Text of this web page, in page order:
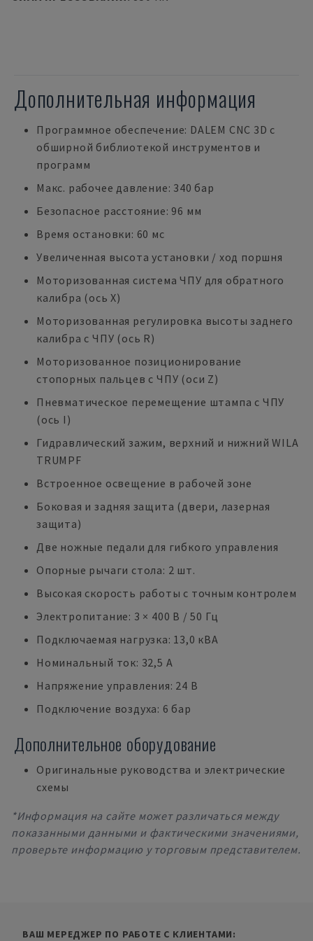
Дополнительная информация
Программное обеспечение: DALEM CNC 3D с
обширной библиотекой инструментов и
программ
Макс. рабочее давление: 340 бар
Безопасное расстояние: 96 мм
Время остановки: 60 мс
Увеличенная высота установки / ход поршня
Моторизованная система ЧПУ для обратного
калибра (ось X)
Моторизованная регулировка высоты заднего
калибра с ЧПУ (ось R)
Моторизованное позиционирование
стопорных пальцев с ЧПУ (оси Z)
Пневматическое перемещение штампа с ЧПУ
(ось I)
Гидравлический зажим, верхний и нижний WILA
TRUMPF
Встроенное освещение в рабочей зоне
Боковая и задняя защита (двери, лазерная
защита)
Две ножные педали для гибкого управления
Опорные рычаги стола: 2 шт.
Высокая скорость работы с точным контролем
Электропитание: 3 × 400 В / 50 Гц
Подключаемая нагрузка: 13,0 кВА
Номинальный ток: 32,5 A
Напряжение управления: 24 В
Подключение воздуха: 6 бар
Дополнительное оборудование
Оригинальные руководства и электрические
схемы
*Информация на сайте может различаться между
показанными данными и фактическими значениями,
проверьте информацию у торговым представителем.
ВАШ МЕРЕДЖЕР ПО РАБОТЕ С КЛИЕНТАМИ: